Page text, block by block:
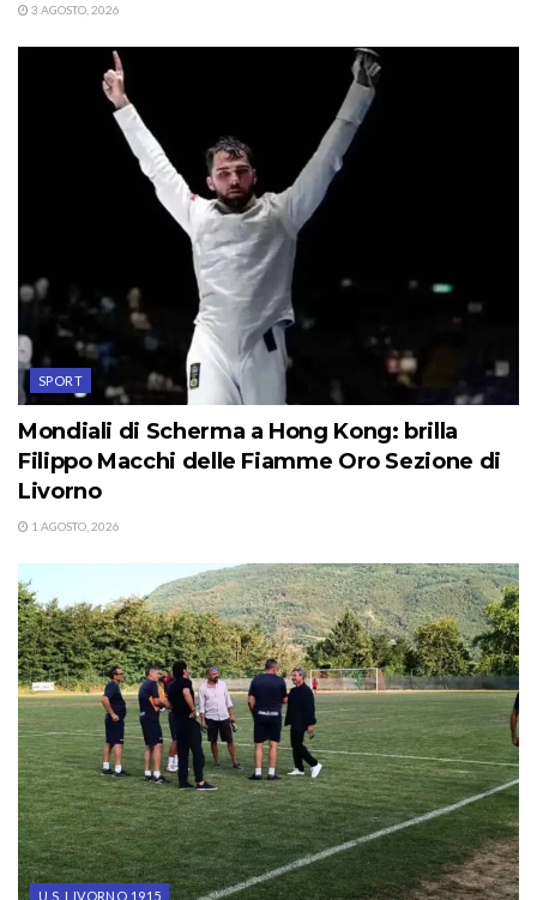
3 AGOSTO, 2026
SPORT
Mondiali di Scherma a Hong Kong: brilla
Filippo Macchi delle Fiamme Oro Sezione di
Livorno
1 AGOSTO, 2026
U.S. LIVORNO 1915